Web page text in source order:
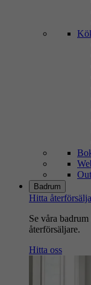
Badrum
Hitta
Se våra
återförsäljare.
Hitta oss